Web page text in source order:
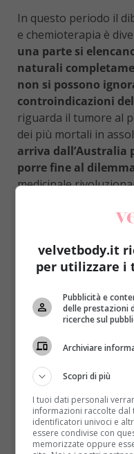
In questo periodo il
e chemioterapia è
una parte si
naturali
non si possono
controindicazioni
riguarda il tumore al
dei più mortali in
arriva
porre fine al
medicinale
utilizzato per il
alcuni studi portati
Sydney hanno
FUMARE IN CASA? É
UN SERIAL KILLER).
Il principio attivo
pembrolizumab, il
immunitario
dei risultati
.
ricerca, portata
affermato senza
speranze a questi
velvetbody.it
per utilizzare i
Pubblicità e
delle prestazioni
ricerche sul
Archiviare
Scopri di più
I tuoi dati personali
informazioni raccolte
identificatori univoci e
essere condivise con
memorizzate oppure